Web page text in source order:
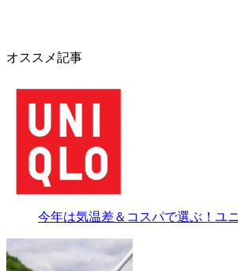
オススメ記事
今年は気温差＆コスパで選ぶ！ユ